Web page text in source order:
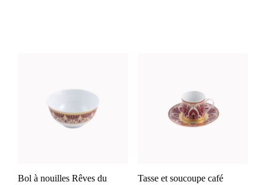
Bol à nouilles Rêves du Tasse et soucoupe café